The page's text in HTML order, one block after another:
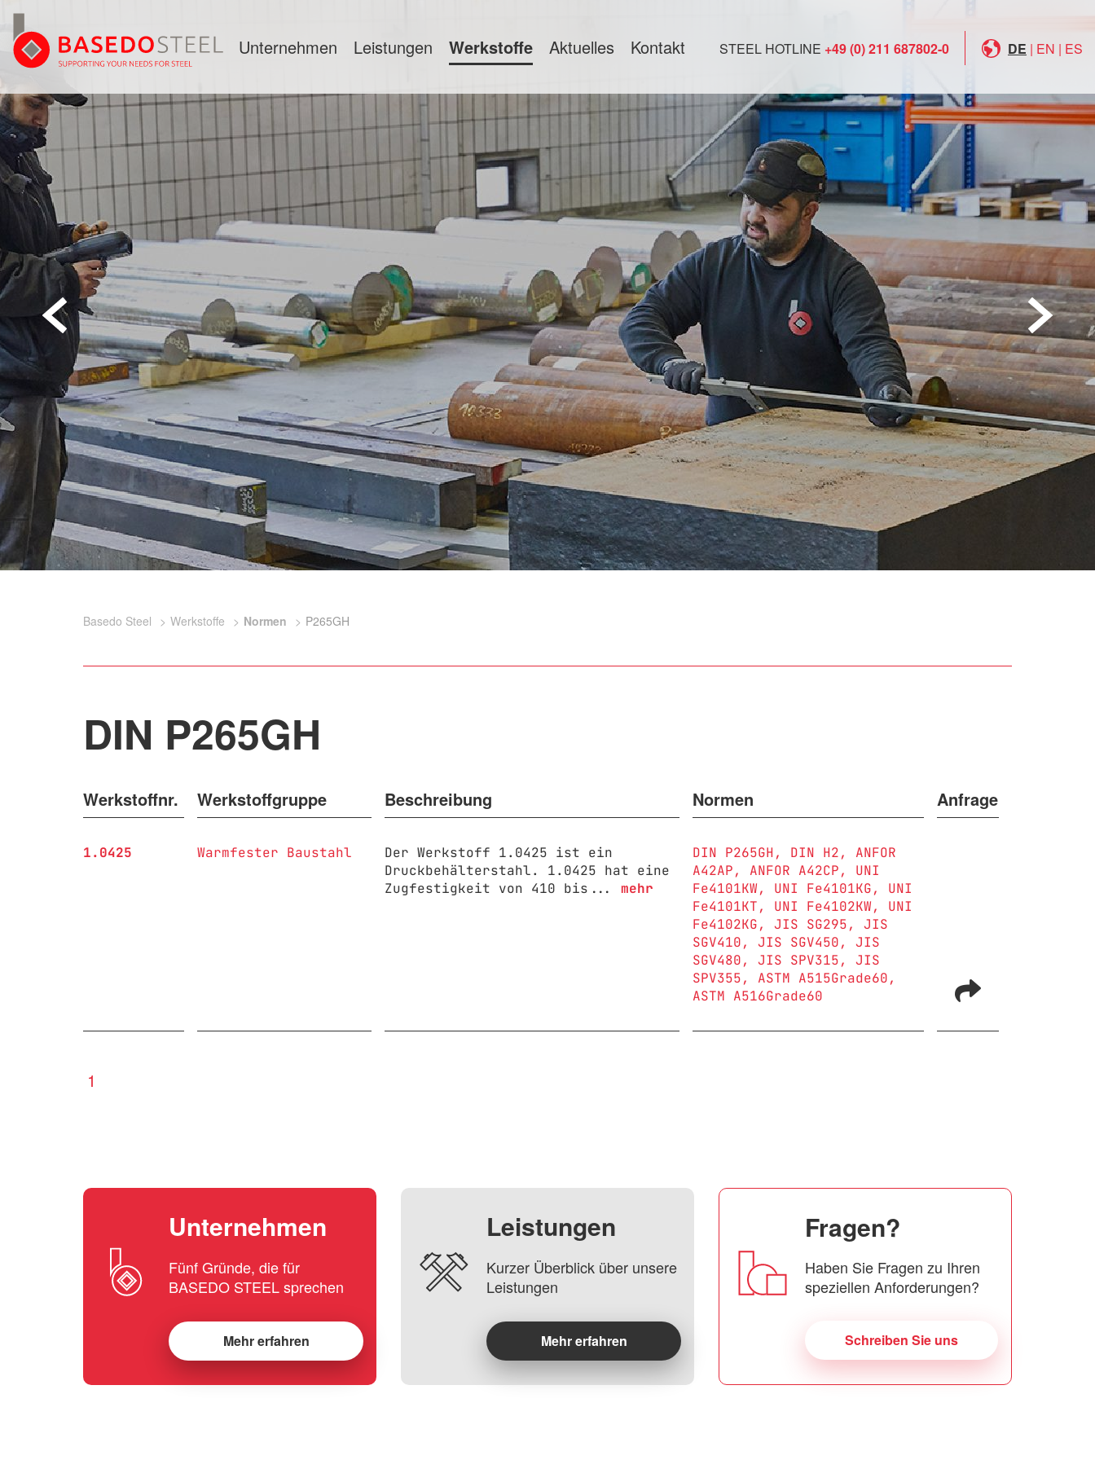
Unternehmen Leistungen Werkstoffe Aktuelles Kontakt STEEL HOTLINE +49 (0) 211 687802-0 DE | EN | ES
Basedo Steel Werkstoffe Normen P265GH
DIN P265GH
Werkstoffnr. Werkstoffgruppe Beschreibung Normen Anfrage
1.0425 Warmfester Baustahl
Der Werkstoff 1.0425 ist ein
Druckbehälterstahl. 1.0425 hat eine
Zugfestigkeit von 410 bis... mehr
DIN P265GH DIN H2
ANFOR
A42AP
ANFOR A42CP
UNI
Fe4101KW
UNI Fe4101KG
UNI
Fe4101KT
UNI Fe4102KW
UNI
Fe4102KG
JIS SG295
JIS
SGV410
JIS SGV450
JIS
SGV480
JIS SPV315
JIS
SPV355
ASTM A515Grade60
ASTM A516Grade60
1
Unternehmen
Fünf Gründe, die für
BASEDO STEEL sprechen
Mehr erfahren
Leistungen
Kurzer Überblick über unsere
Leistungen
Mehr erfahren
Fragen?
Haben Sie Fragen zu Ihren
speziellen Anforderungen?
Schreiben Sie uns